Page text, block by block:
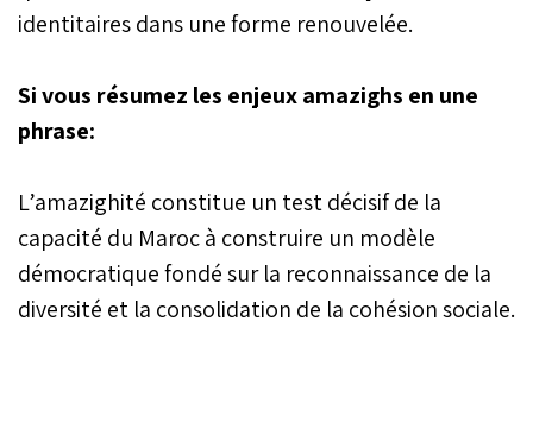
identitaires dans une forme renouvelée.
Si vous résumez les enjeux amazighs en une
phrase:
L’amazighité constitue un test décisif de la
capacité du Maroc à construire un modèle
démocratique fondé sur la reconnaissance de la
diversité et la consolidation de la cohésion sociale.